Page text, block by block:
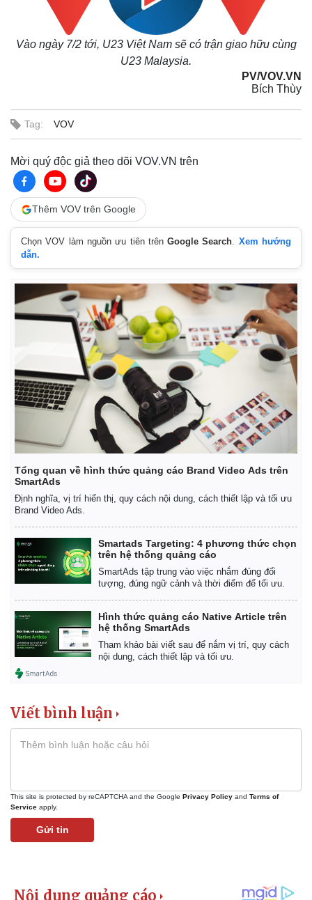
Kinh tế
Thị trường
Giá vàng
Tiêu dùng
Tỷ giá
Chứng khoán
Giá cà phê
Vào ngày 7/2 tới, U23 Việt Nam sẽ có trận giao hữu cùng
U23 Malaysia.
PV/VOV.VN
Bích Thùy
Tag: VOV
Mời quý độc giả theo dõi VOV.VN trên
Thêm VOV trên Google
Chọn VOV làm nguồn ưu tiên trênGoogle Search. Xem hướng
dẫn.
Tổng quan về hình thức quảng cáo Brand Video Ads trên
SmartAds
Định nghĩa, vị trí hiển thị, quy cách nội dung, cách thiết lập và tối ưu
Brand Video Ads.
Smartads Targeting: 4 phương thức chọn
trên hệ thống quảng cáo
SmartAds tập trung vào việc nhắm đúng đối
tượng, đúng ngữ cảnh và thời điểm để tối ưu.
Hình thức quảng cáo Native Article trên
hệ thống SmartAds
Tham khảo bài viết sau để nắm vị trí, quy cách
nội dung, cách thiết lập và tối ưu.
Viết bình luận
This site is protected by reCAPTCHA and the Google Privacy Policy and Terms of
Service apply.
Gửi tin